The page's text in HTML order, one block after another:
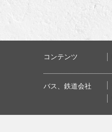
コンテンツ
バス、鉄道会社